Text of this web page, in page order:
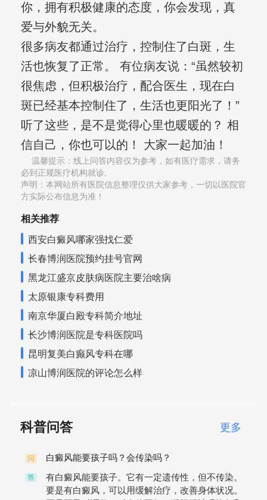
你，拥有积极健康的态度，你会发现，真
爱与外貌无关。
很多病友都通过治疗，控制住了白斑，生
活也恢复了正常。 有位病友说：“虽然较初
很焦虑，但积极治疗，配合医生，现在白
斑已经基本控制住了，生活也更阳光了！”
听了这些，是不是觉得心里也暖暖的？ 相
信自己，你也可以的！ 大家一起加油！
温馨提示：线上问答内容仅为参考，如有医疗需求，请务
必到正规医疗机构就诊,
声明：本网站所有医院信息整理仅供大家参考，一切以医院官
方实际公布信息为准！
相关推荐
西安白癜风哪家强找仁爱
长春博润医院预约挂号官网
黑龙江盛京皮肤病医院主要治啥病
太原银康专科费用
南京华厦白殿专科简介地址
长沙博润医院是专科医院吗
昆明复美白癫风专科在哪
凉山博润医院的评论怎么样
科普问答 更多
问 白癜风能要孩子吗？会传染吗？
答
有白癜风能要孩子。它有一定遗传性，但不传染。
要是有白癜风，可以用缓解治疗，改善身体状况。